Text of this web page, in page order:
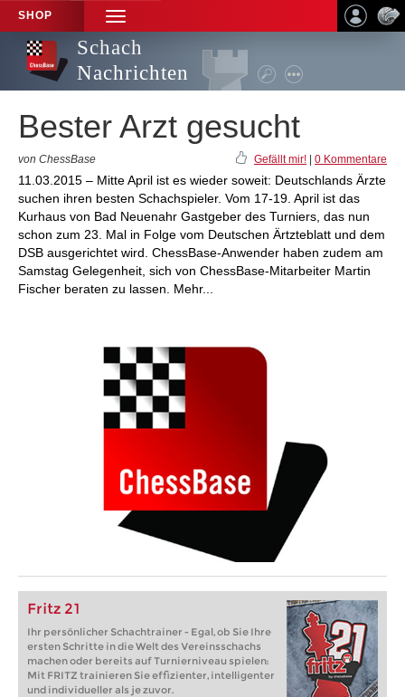
SHOP
TOGGLE
NAVIGATION
Schach
Nachrichten
Bester Arzt gesucht
von ChessBase Gefällt mir! 0 Kommentare
11.03.2015 – Mitte April ist es wieder soweit: Deutschlands Ärzte
suchen ihren besten Schachspieler. Vom 17-19. April ist das
Kurhaus von Bad Neuenahr Gastgeber des Turniers, das nun
schon zum 23. Mal in Folge vom Deutschen Ärtzteblatt und dem
DSB ausgerichtet wird. ChessBase-Anwender haben zudem am
Samstag Gelegenheit, sich von ChessBase-Mitarbeiter Martin
Fischer beraten zu lassen. Mehr...
Fritz 21
Ihr persönlicher Schachtrainer - Egal, ob Sie Ihre
ersten Schritte in die Welt des Vereinsschachs
machen oder bereits auf Turnierniveau spielen:
Mit FRITZ trainieren Sie effizienter, intelligenter
und individueller als je zuvor.